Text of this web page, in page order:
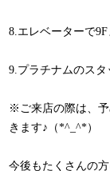
8.エレベーターで9F
9.プラチナムのスタ
※ご来店の際は、
きます♪（*^_^*）
今後もたくさんの